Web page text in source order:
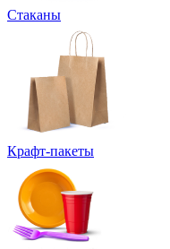
Стаканы
Крафт-пакеты